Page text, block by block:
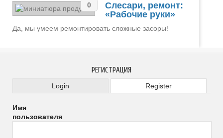
0
Слесари, ремонт:
«Рабочие руки»
Да, мы умеем ремонтировать сложные засоры!
РЕГИСТРАЦИЯ
Login Register
Имя
пользователя